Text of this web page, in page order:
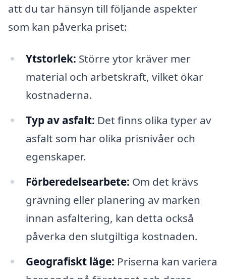
att du tar hänsyn till följande aspekter
som kan påverka priset:
Ytstorlek: Större ytor kräver mer
material och arbetskraft, vilket ökar
kostnaderna.
Typ av asfalt: Det finns olika typer av
asfalt som har olika prisnivåer och
egenskaper.
Förberedelsearbete: Om det krävs
grävning eller planering av marken
innan asfaltering, kan detta också
påverka den slutgiltiga kostnaden.
Geografiskt läge: Priserna kan variera